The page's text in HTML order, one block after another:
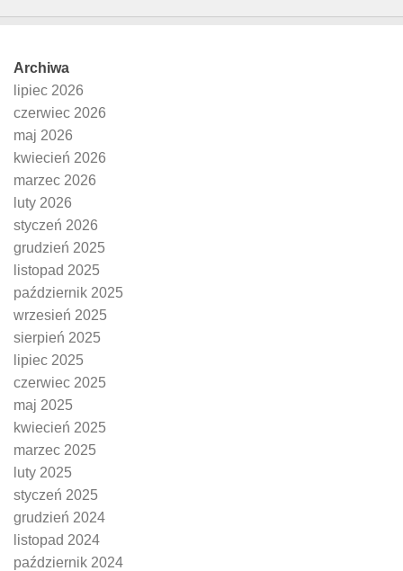
Archiwa
lipiec 2026
czerwiec 2026
maj 2026
kwiecień 2026
marzec 2026
luty 2026
styczeń 2026
grudzień 2025
listopad 2025
październik 2025
wrzesień 2025
sierpień 2025
lipiec 2025
czerwiec 2025
maj 2025
kwiecień 2025
marzec 2025
luty 2025
styczeń 2025
grudzień 2024
listopad 2024
październik 2024